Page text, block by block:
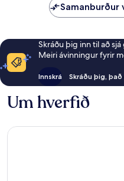
Samanburður
Skráðu þig inn til að
Meiri ávinningur fyrir
Innskrá Skráðu þig,
Um hverfið